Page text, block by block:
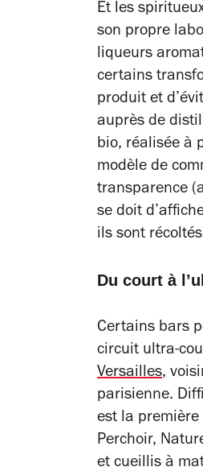
Et les
son propre
liqueurs
certains
produit et
auprès de
bio, réalisée à
modèle de
transparence
se doit
ils sont
Du court à
Certains bars
circuit ultra-
Versailles,
parisienne.
est la première
Perchoir,
et cueillis à